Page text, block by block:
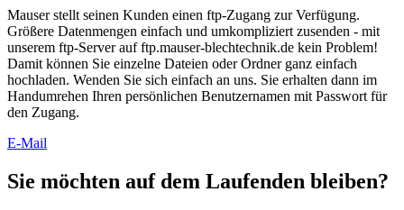
Mauser stellt seinen Kunden einen ftp-Zugang zur Verfügung.
Größere Datenmengen einfach und umkompliziert zusenden - mit
unserem ftp-Server auf ftp.mauser-blechtechnik.de kein Problem!
Damit können Sie einzelne Dateien oder Ordner ganz einfach
hochladen. Wenden Sie sich einfach an uns. Sie erhalten dann im
Handumrehen Ihren persönlichen Benutzernamen mit Passwort für
den Zugang.
E-Mail
Sie möchten auf dem Laufenden bleiben?